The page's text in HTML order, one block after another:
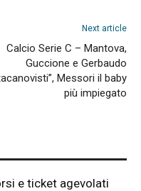
Next article
Calcio Serie C – Mantova,
Guccione e Gerbaudo
Messori il baby
più impiegato
e ticket agevolati